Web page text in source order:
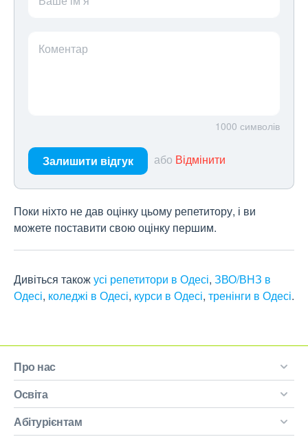
Коментар
1000 символів
Залишити відгук або Відмінити
Поки ніхто не дав оцінку цьому репетитору, і ви
можете поставити свою оцінку першим.
Дивіться такожусі репетитори в Одесі, ЗВО/ВНЗ в
Одесі, коледжі в Одесі, курси в Одесі, тренінги в Одесі.
Про нас
Освіта
Абітурієнтам